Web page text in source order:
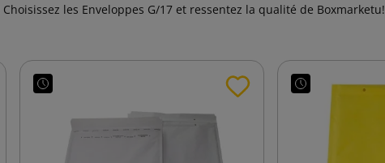
les Enveloppes G/17 et ressentez la qualité de Boxmarketu!